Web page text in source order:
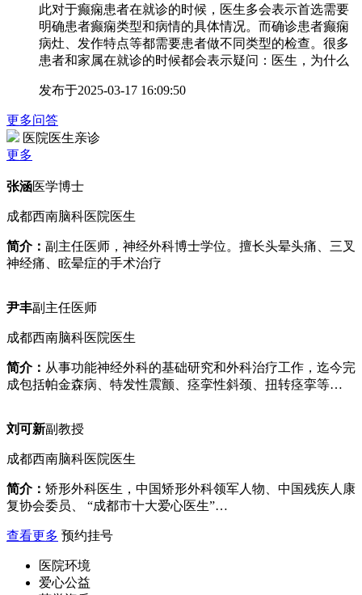
此对于癫痫患者在就诊的时候，医生多会表示首选需要
明确患者癫痫类型和病情的具体情况。而确诊患者癫痫
病灶、发作特点等都需要患者做不同类型的检查。很多
患者和家属在就诊的时候都会表示疑问：医生，为什么
发布于2025-03-17 16:09:50
更多问答
医院医生亲诊
更多
张涵医学博士
成都西南脑科医院医生
简介： 副主任医师，神经外科博士学位。擅长头晕头痛、三叉
神经痛、眩晕症的手术治疗
尹丰副主任医师
成都西南脑科医院医生
简介： 从事功能神经外科的基础研究和外科治疗工作，迄今完
成包括帕金森病、特发性震颤、痉挛性斜颈、扭转痉挛等…
刘可新副教授
成都西南脑科医院医生
简介： 矫形外科医生，中国矫形外科领军人物、中国残疾人康
复协会委员、 “成都市十大爱心医生”…
查看更多 预约挂号
医院环境
爱心公益